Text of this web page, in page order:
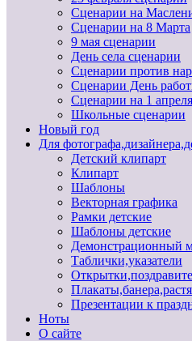
Сценарии на
Сценарии на 8 Марта
9 мая сценарии
День села сценарии
Сценарии против
Сценарии День
Сценарии на 1 апреля
Школьные сценарии
Новый год
Для
Детский клипарт
Клипарт
Шаблоны
Векторная графика
Рамки детские
Шаблоны детские
Демонстрационный
Таблички,указатели
Презентации к
Ноты
О сайте